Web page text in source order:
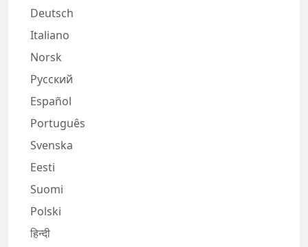
Deutsch
Italiano
Norsk
Русский
Español
Português
Svenska
Eesti
Suomi
Polski
हिन्दी